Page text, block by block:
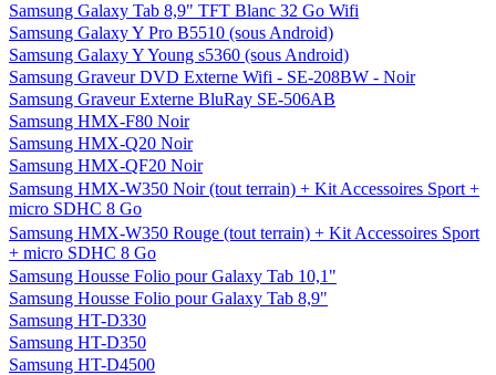
Samsung Galaxy Tab 8,9" TFT Blanc 32 Go Wifi
Samsung Galaxy Y Pro B5510 (sous Android)
Samsung Galaxy Y Young s5360 (sous Android)
Samsung Graveur DVD Externe Wifi - SE-208BW - Noir
Samsung Graveur Externe BluRay SE-506AB
Samsung HMX-F80 Noir
Samsung HMX-Q20 Noir
Samsung HMX-QF20 Noir
Samsung HMX-W350 Noir (tout terrain) + Kit Accessoires Sport +
micro SDHC 8 Go
Samsung HMX-W350 Rouge (tout terrain) + Kit Accessoires Sport
+ micro SDHC 8 Go
Samsung Housse Folio pour Galaxy Tab 10,1"
Samsung Housse Folio pour Galaxy Tab 8,9"
Samsung HT-D330
Samsung HT-D350
Samsung HT-D4500